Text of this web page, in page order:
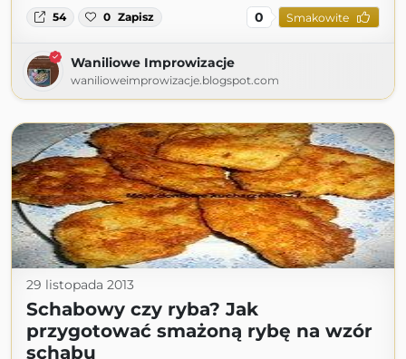
54 0 Zapisz 0 Smakowite
Waniliowe Improwizacje
wanilioweimprowizacje.blogspot.com
29 listopada 2013
Schabowy czy ryba? Jak
przygotować smażoną rybę na wzór
schabu